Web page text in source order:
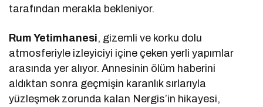
tarafından merakla bekleniyor.
Rum Yetimhanesi, gizemli ve korku dolu
atmosferiyle izleyiciyi içine çeken yerli yapımlar
arasında yer alıyor. Annesinin ölüm haberini
aldıktan sonra geçmişin karanlık sırlarıyla
yüzleşmek zorunda kalan Nergis’in hikayesi,